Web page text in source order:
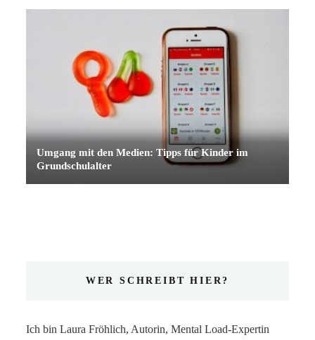
Umgang mit den Medien: Tipps für Kinder im
Grundschulalter
WER SCHREIBT HIER?
Ich bin Laura Fröhlich, Autorin, Mental Load-Expertin